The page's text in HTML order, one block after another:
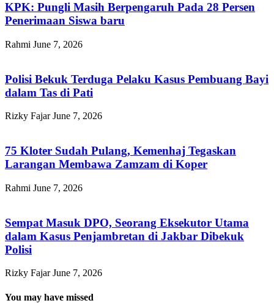
KPK: Pungli Masih Berpengaruh Pada 28 Persen
Penerimaan Siswa baru
Rahmi June 7, 2026
Polisi Bekuk Terduga Pelaku Kasus Pembuang Bayi
dalam Tas di Pati
Rizky FajarJune 7, 2026
75 Kloter Sudah Pulang, Kemenhaj Tegaskan
Larangan Membawa Zamzam di Koper
Rahmi June 7, 2026
Sempat Masuk DPO, Seorang Eksekutor Utama
dalam Kasus Penjambretan di Jakbar Dibekuk
Polisi
Rizky FajarJune 7, 2026
You may have missed